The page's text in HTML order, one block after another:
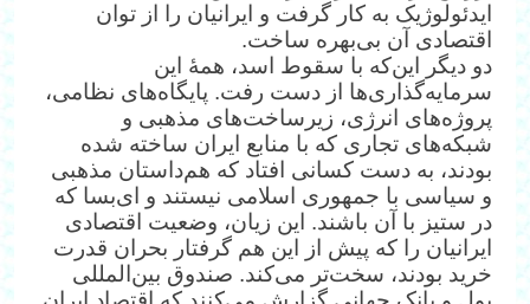
ایدئولوژیک به کار گرفت و ایرانیان را از توان
اقتصادی آن بی‌بهره ساخت.
دو دیگر این‌که با سقوط اسد، همهٔ این
سرمایه‌گذاری‌ها از دست رفت. پایگاه‌های نظامی،
پروژه‌های انرژی، زیرساخت‌های مذهبی و
شبکه‌های تجاری که با منابع ایران ساخته شده
بودند، به دست کسانی افتاد که هم‌داستان مذهبی
و سیاسی با جمهوری اسلامی نیستند و ای‌بسا که
در ستیز با آن باشند. این زیان، وضعیت اقتصادی
ایرانیان را که پیش از این هم گرفتار بحران قدرت
خرید بودند، سخت‌تر می‌کند. صندوق بین‌المللی